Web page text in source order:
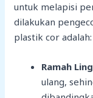
untuk melapisi
dilakukan
plastik cor adalah:
Ramah
ulang,